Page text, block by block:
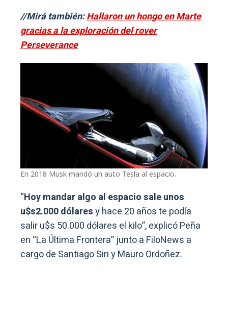
//Mirá también:Hallaron un hongo en Marte
gracias a la exploración del rover
Perseverance
En 2018 Musk mandó un auto Tesla al espacio.
“Hoy mandar algo al espacio sale unos
u$s2.000 dólaresy hace 20 años te podía
salir u$s 50.000 dólares el kilo”, explicó Peña
en “La Última Frontera” junto a FiloNews a
cargo de Santiago Siri y Mauro Ordoñez.